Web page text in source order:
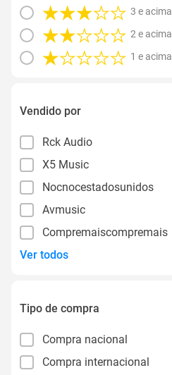
3 e acima
2 e acima
1 e acima
Vendido por
Rck Audio
X5 Music
Nocnocestadosunidos
Avmusic
Compremaiscompremais
Ver todos
Tipo de compra
Compra nacional
Compra internacional